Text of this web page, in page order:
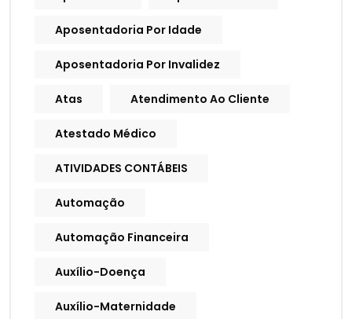
Aposentadoria Por Idade
Aposentadoria Por Invalidez
Atas Atendimento Ao Cliente
Atestado Médico
ATIVIDADES CONTÁBEIS
Automação
Automação Financeira
Auxílio-Doença
Auxílio-Maternidade